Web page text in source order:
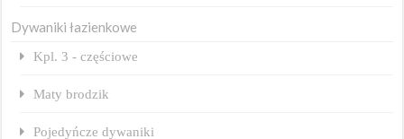
Dywaniki łazienkowe
Kpl. 3 - częściowe
Maty brodzik
Pojedyńcze dywaniki